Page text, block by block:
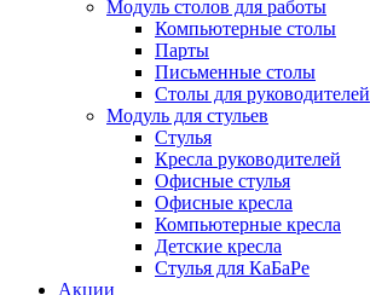
Модуль столов для работы
Компьютерные столы
Парты
Письменные столы
Столы для руководителей
Модуль для стульев
Стулья
Кресла руководителей
Офисные стулья
Офисные кресла
Компьютерные кресла
Детские кресла
Стулья для КаБаРе
Акции